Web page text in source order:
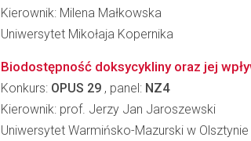
Kierownik: Milena Małkowska
Uniwersytet Mikołaja Kopernika
Biodostępność doksycykliny oraz jej
Konkurs: OPUS 29 , panel: NZ4
Kierownik: prof. Jerzy Jan Jaroszewski
Uniwersytet Warmińsko-Mazurski w Olsztynie